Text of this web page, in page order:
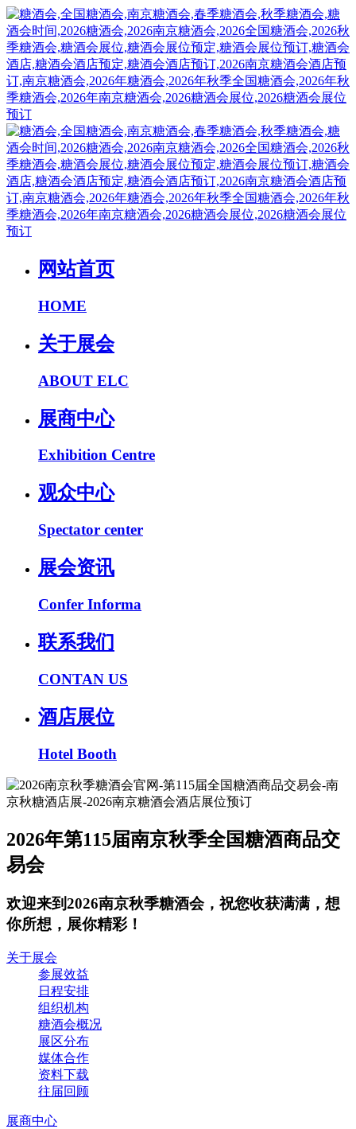
网站首页
HOME
关于展会
ABOUT ELC
展商中心
Exhibition Centre
观众中心
Spectator center
展会资讯
Confer Informa
联系我们
CONTAN US
酒店展位
Hotel Booth
2026年第115届南京秋季全国糖酒商品交
易会
欢迎来到2026南京秋季糖酒会，祝您收获满满，想
你所想，展你精彩！
关于展会
参展效益
日程安排
组织机构
糖酒会概况
展区分布
媒体合作
资料下载
往届回顾
展商中心